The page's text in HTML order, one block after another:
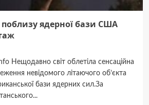
ядерної бази США
Нещодавно світ облетіла сенсаційна
невідомого літаючого об’єкта
бази ядерних сил.За